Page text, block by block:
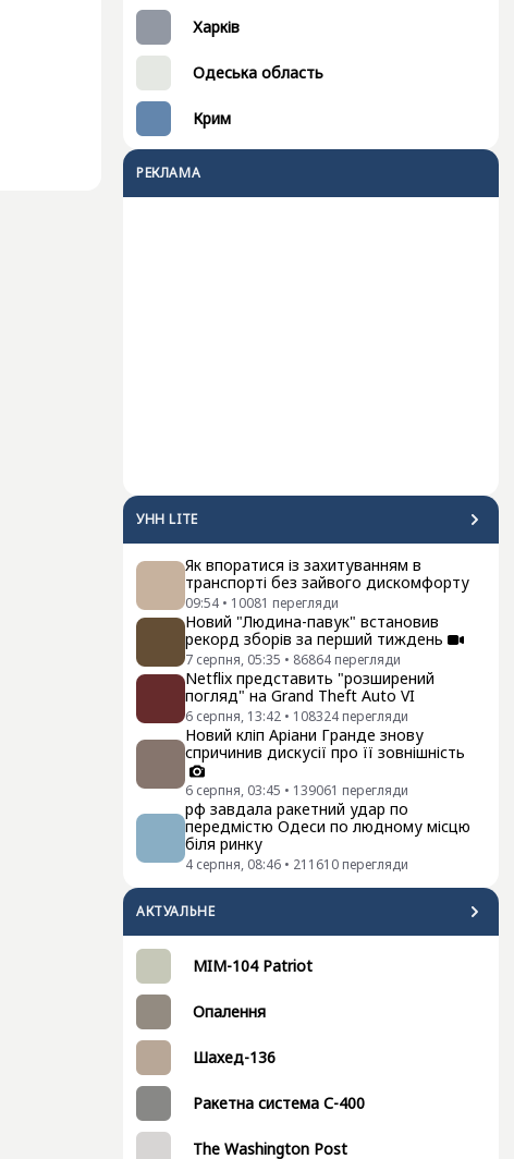
Харків
Одеська область
Крим
РЕКЛАМА
УНН LITE
Як впоратися із захитуванням в
транспорті без зайвого дискомфорту
09:54 • 10081 перегляди
Новий "Людина-павук" встановив
рекорд зборів за перший тиждень
7 серпня, 05:35 • 86864 перегляди
Netflix представить "розширений
погляд" на Grand Theft Auto VI
6 серпня, 13:42 • 108324 перегляди
Новий кліп Аріани Гранде знову
спричинив дискусії про її зовнішність
6 серпня, 03:45 • 139061 перегляди
рф завдала ракетний удар по
передмістю Одеси по людному місцю
біля ринку
4 серпня, 08:46 • 211610 перегляди
АКТУАЛЬНЕ
MIM-104 Patriot
Опалення
Шахед-136
Ракетна система С-400
The Washington Post